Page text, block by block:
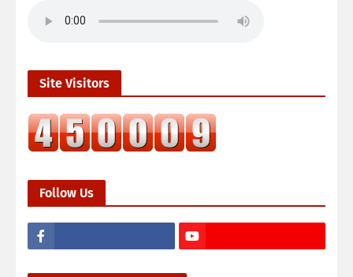
Site Visitors
Follow Us